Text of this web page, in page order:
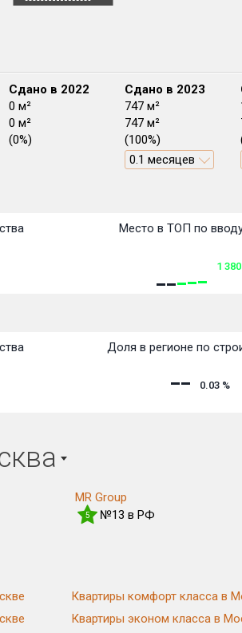
Сдано в 2022
0 м²
0 м²
(0%)
Сдано в 2023
747 м²
747 м²
(100%)
0.1 месяцев
Место в ТОП по
1 380
Доля в регионе по
0.03 %
MR Group
5 №13 в РФ
Квартиры комфорт класса в
Квартиры эконом класса в